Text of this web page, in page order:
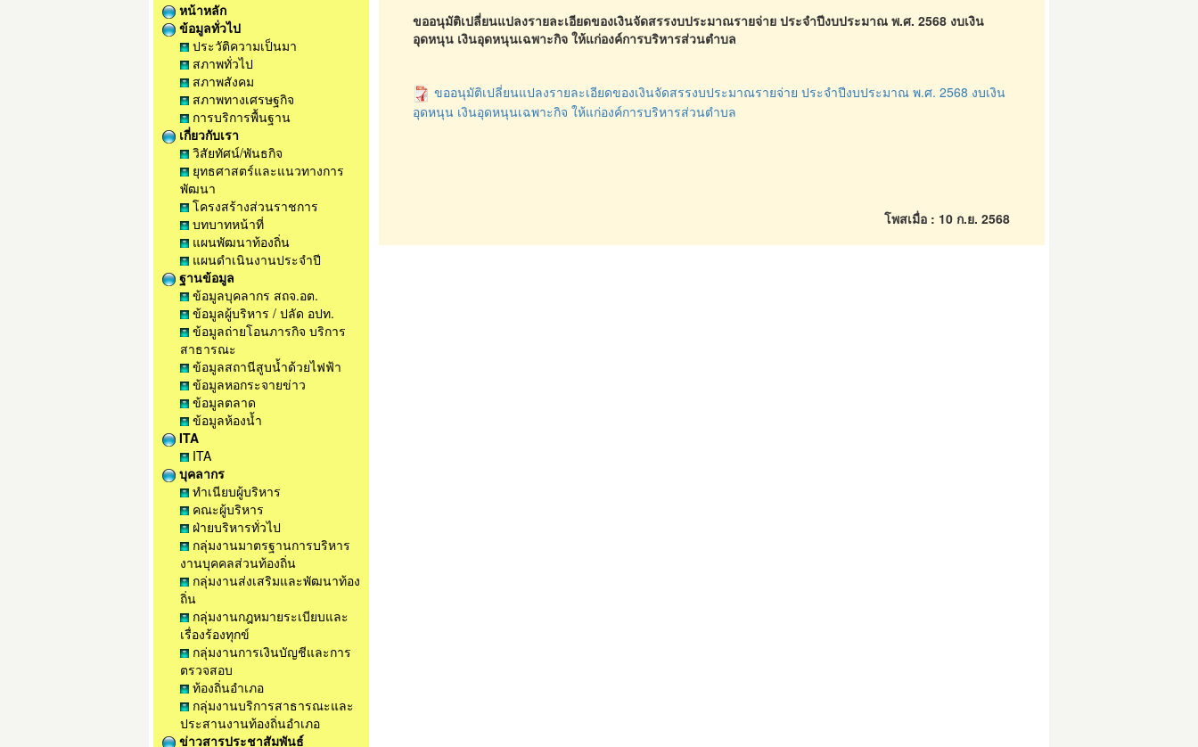
หน้าหลัก
ข้อมูลทั่วไป
ประวัติความเป็นมา
สภาพทั่วไป
สภาพสังคม
สภาพทางเศรษฐกิจ
การบริการพื้นฐาน
เกี่ยวกับเรา
วิสัยทัศน์/พันธกิจ
ยุทธศาสตร์และแนวทางการ
พัฒนา
โครงสร้างส่วนราชการ
บทบาทหน้าที่
แผนพัฒนาท้องถิ่น
แผนดำเนินงานประจำปี
ฐานข้อมูล
ข้อมูลบุคลากร สถจ.อต.
ข้อมูลผู้บริหาร / ปลัด อปท.
ข้อมูลถ่ายโอนภารกิจ บริการ
สาธารณะ
ข้อมูลสถานีสูบน้ำด้วยไฟฟ้า
ข้อมูลหอกระจายข่าว
ข้อมูลตลาด
ข้อมูลห้องน้ำ
ITA
ITA
บุคลากร
ทำเนียบผู้บริหาร
คณะผู้บริหาร
ฝ่ายบริหารทั่วไป
กลุ่มงานมาตรฐานการบริหาร
งานบุคคลส่วนท้องถิ่น
กลุ่มงานส่งเสริมและพัฒนาท้อง
ถิ่น
กลุ่มงานกฎหมายระเบียบและ
เรื่องร้องทุกข์
กลุ่มงานการเงินบัญชีและการ
ตรวจสอบ
ท้องถิ่นอำเภอ
กลุ่มงานบริการสาธารณะและ
ประสานงานท้องถิ่นอำเภอ
ข่าวสารประชาสัมพันธ์
ขออนุมัติเปลี่ยนแปลงรายละเอียดของเงินจัดสรรงบประมาณรายจ่าย ประจำปีงบประมาณ พ.ศ. 2568 งบเงิน
อุดหนุน เงินอุดหนุนเฉพาะกิจ ให้แก่องค์การบริหารส่วนตำบล
ขออนุมัติเปลี่ยนแปลงรายละเอียดของเงินจัดสรรงบประมาณรายจ่าย ประจำปีงบประมาณ พ.ศ. 2568 งบเงิน
อุดหนุน เงินอุดหนุนเฉพาะกิจ ให้แก่องค์การบริหารส่วนตำบล
โพสเมื่อ : 10 ก.ย. 2568